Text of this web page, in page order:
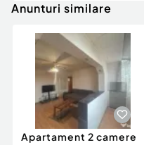
Anunturi similare
Apartament 2 camere